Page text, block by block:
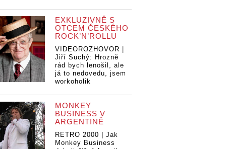
EXKLUZIVNĚ S
OTCEM ČESKÉHO
ROCK’N’ROLLU
VIDEOROZHOVOR |
Jiří Suchý: Hrozně
rád bych lenošil, ale
já to nedovedu, jsem
workoholik
MONKEY
BUSINESS V
ARGENTINĚ
RETRO 2000 | Jak
Monkey Business